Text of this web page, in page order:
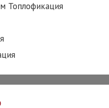
Топлофикация